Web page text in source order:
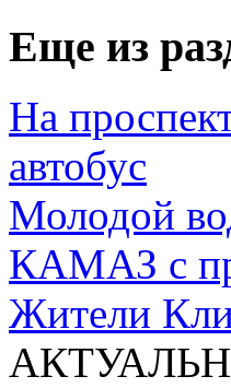
Eще из
На
автобус
Молодой
КАМАЗ с
Жители